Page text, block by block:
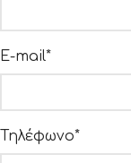
E-mail*
Τηλέφωνο*